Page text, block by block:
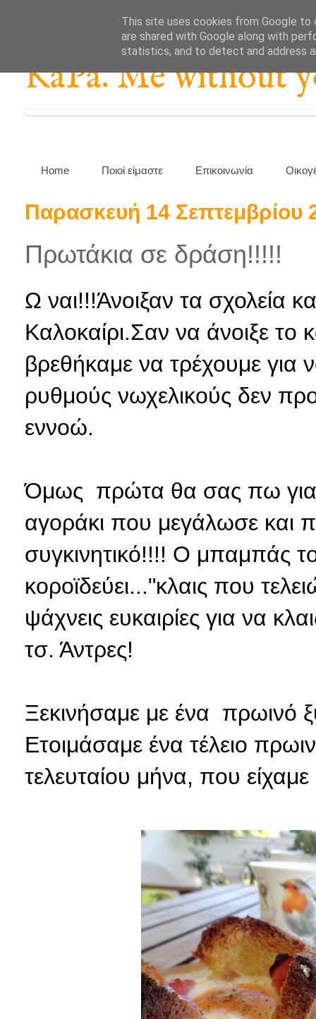
KaPa. Me without
Home Ποιοί είμαστε Επικοινωνία
Παρασκευή 14 Σεπτεμβρίου
Πρωτάκια σε δράση!!!!!
Ω ναι!!!Άνοιξαν τα σχολεία
Καλοκαίρι.Σαν να άνοιξε
βρεθήκαμε να τρέχουμε
ρυθμούς νωχελικούς δεν
εννοώ.
Όμως πρώτα θα σας πω για
αγοράκι που μεγάλωσε και
συγκινητικό!!!! Ο μπαμπάς
κοροϊδεύει..."κλαις που
ψάχνεις ευκαιρίες για να
τσ. Άντρες!
Ξεκινήσαμε με ένα πρωινό
Ετοιμάσαμε ένα τέλειο
τελευταίου μήνα, που είχαμε
This site uses cookies from Google to
are shared with Google along with
statistics, and to detect and address